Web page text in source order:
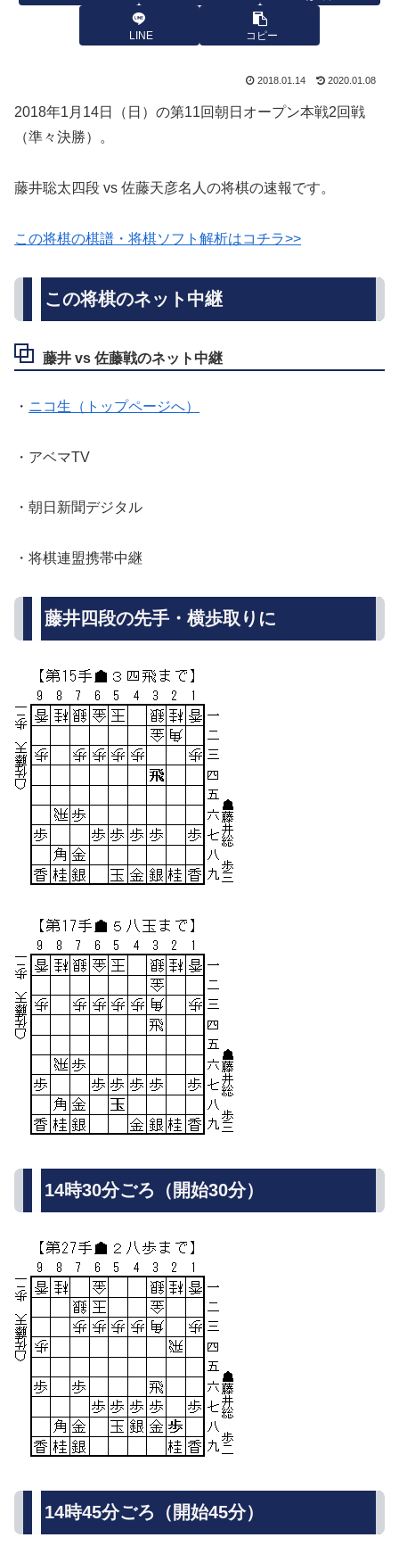
LINE コピー
2018.01.14 2020.01.08
2018年1月14日（日）の第11回朝日オープン本戦2回戦
（準々決勝）。
藤井聡太四段 vs 佐藤天彦名人の将棋の速報です。
この将棋の棋譜・将棋ソフト解析はコチラ>>
この将棋のネット中継
藤井 vs 佐藤戦のネット中継
・ ニコ生（トップページへ）
・アベマTV
・朝日新聞デジタル
・将棋連盟携帯中継
藤井四段の先手・横歩取りに
14時30分ごろ（開始30分）
14時45分ごろ（開始45分）